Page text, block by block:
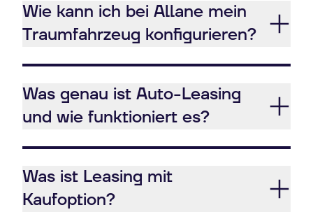
Wie kann ich bei Allane mein
Traumfahrzeug konfigurieren?
Was genau ist Auto-Leasing
und wie funktioniert es?
Was ist Leasing mit
Kaufoption?